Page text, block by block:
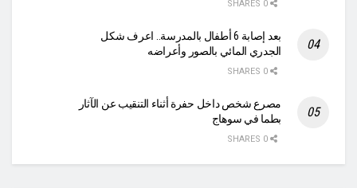
بعد إصابة 6 أطفال بالمدرسة.. اعرف شكل
الجدري المائي بالصور وأعراضه
مصرع شخص داخل حفرة أثناء التنقيب عن الآثار
بطما في سوهاج